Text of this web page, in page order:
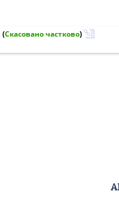
(Скасовано частково)